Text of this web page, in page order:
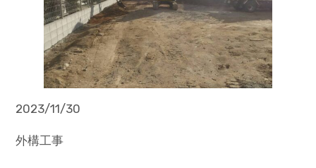
2023/11/30
外構工事